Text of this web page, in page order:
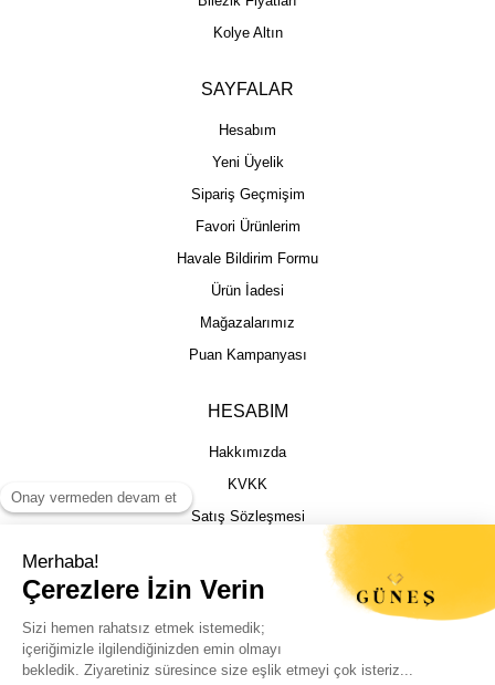
Kolye Altın
SAYFALAR
Hesabım
Yeni Üyelik
Sipariş Geçmişim
Favori Ürünlerim
Havale Bildirim Formu
Ürün İadesi
Mağazalarımız
Puan Kampanyası
HESABIM
Hakkımızda
KVKK
Satış Sözleşmesi
İptal İade Şartları
Kargo Takibi